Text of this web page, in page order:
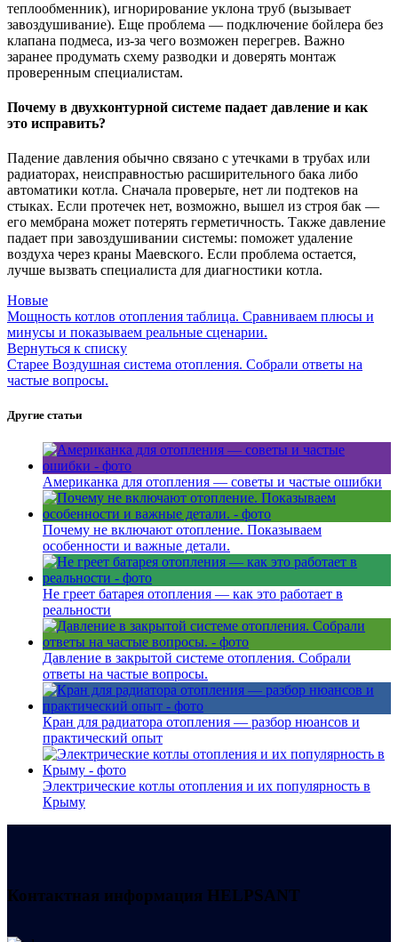
теплообменник), игнорирование уклона труб (вызывает
завоздушивание). Еще проблема — подключение бойлера без
клапана подмеса, из-за чего возможен перегрев. Важно
заранее продумать схему разводки и доверять монтаж
проверенным специалистам.
Почему в двухконтурной системе падает давление и как
это исправить?
Падение давления обычно связано с утечками в трубах или
радиаторах, неисправностью расширительного бака либо
автоматики котла. Сначала проверьте, нет ли подтеков на
стыках. Если протечек нет, возможно, вышел из строя бак —
его мембрана может потерять герметичность. Также давление
падает при завоздушивании системы: поможет удаление
воздуха через краны Маевского. Если проблема остается,
лучше вызвать специалиста для диагностики котла.
Новые
Мощность котлов отопления таблица. Сравниваем плюсы и
минусы и показываем реальные сценарии.
Вернуться к списку
Старее Воздушная система отопления. Собрали ответы на
частые вопросы.
Другие статьи
Американка для отопления — советы и частые ошибки
Почему не включают отопление. Показываем
особенности и важные детали.
Не греет батарея отопления — как это работает в
реальности
Давление в закрытой системе отопления. Собрали
ответы на частые вопросы.
Кран для радиатора отопления — разбор нюансов и
практический опыт
Электрические котлы отопления и их популярность в
Крыму
Контактная информация HELPSANT